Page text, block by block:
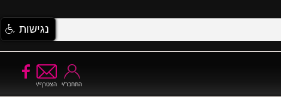
הצטרף/י התחבר/י
נגישות